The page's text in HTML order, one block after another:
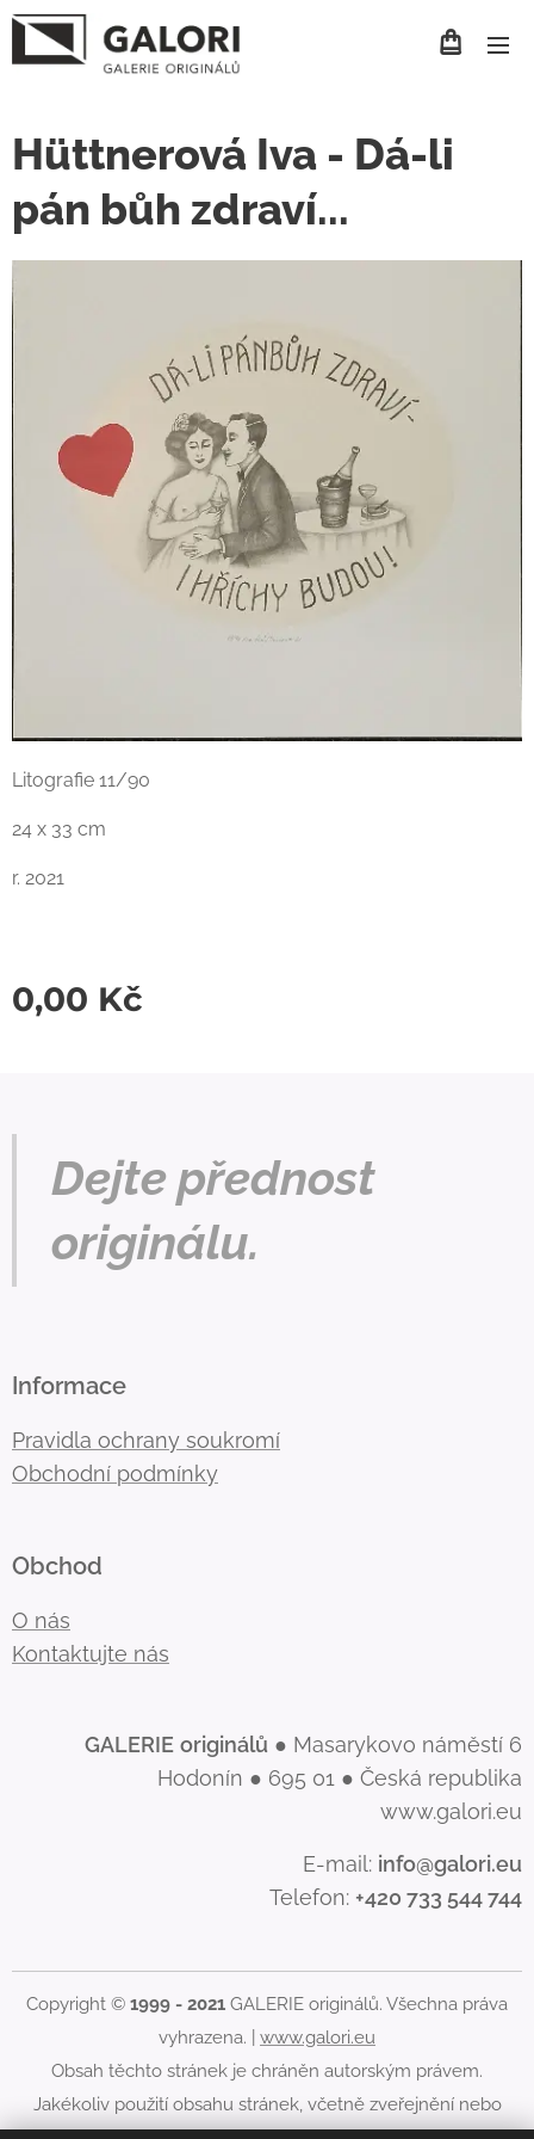
Hüttnerová Iva - Dá-li
pán bůh zdraví...
Litografie 11/90
24 x 33 cm
r. 2021
0,00 Kč
Dejte přednost
originálu.
Informace
Pravidla ochrany soukromí
Obchodní podmínky
Obchod
O nás
Kontaktujte nás
GALERIE originálů ● Masarykovo náměstí 6
Hodonín ● 695 01 ● Česká republika
www.galori.eu
E-mail: info@galori.eu
Telefon: +420 733 544 744
Copyright © 1999 - 2021 GALERIE originálů. Všechna práva
vyhrazena. | www.galori.eu
Obsah těchto stránek je chráněn autorským právem.
Jakékoliv použití obsahu stránek, včetně zveřejnění nebo